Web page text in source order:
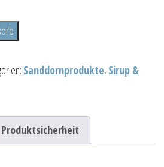
Sanddornprodukte, Sirup &
Produktsicherheit